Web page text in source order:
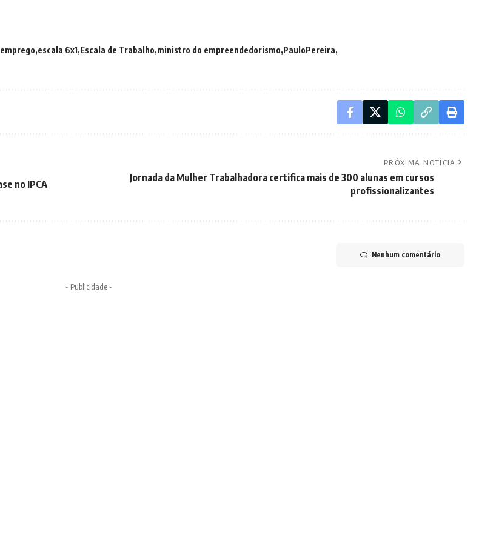
emprego escala 6x1 Escala de Trabalho ministro do empreendedorismo PauloPereira
no IPCA
PRÓXIMA NOTÍCIA
Jornada da Mulher Trabalhadora certifica mais de 300 alunas em cursos
profissionalizantes
Nenhum comentário
- Publicidade -